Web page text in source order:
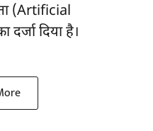
(Artificial
दिया है।